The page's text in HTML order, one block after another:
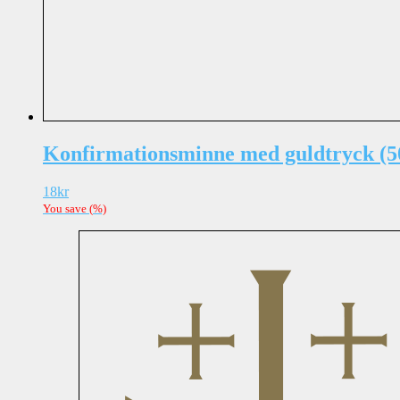
Konfirmationsminne med guldtryck
18kr
You save (%)